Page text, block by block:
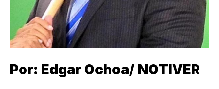
Por: Edgar Ochoa/ NOTIVER